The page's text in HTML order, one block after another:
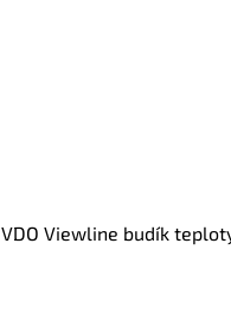
VDO Viewline budík